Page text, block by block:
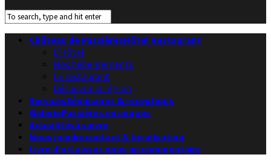
Château de PassièresHôtel Restaurant
L’Hôtel
Nos hébergements
Le restaurant
Découvrir la région
ServicesSéminaires & receptions
GaleriePassières en images
Actualitésà suivre
Nous joindrecontact & localisation
Livre d’orLaissez nous un commentaire